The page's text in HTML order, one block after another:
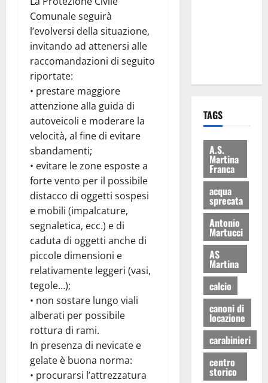
Comunale seguirà
l’evolversi della situazione,
invitando ad attenersi alle
raccomandazioni di seguito
riportate:
• prestare maggiore
attenzione alla guida di
autoveicoli e moderare la
velocità, al fine di evitare
sbandamenti;
• evitare le zone esposte a
forte vento per il possibile
distacco di oggetti sospesi
e mobili (impalcature,
segnaletica, ecc.) e di
caduta di oggetti anche di
piccole dimensioni e
relativamente leggeri (vasi,
tegole…);
• non sostare lungo viali
alberati per possibile
rottura di rami.
In presenza di nevicate e
gelate è buona norma:
• procurarsi l’attrezzatura
TAGS
A.S.
Martina
Franca
acqua
sprecata
Antonio
Martucci
AS
Martina
calcio
canoni di
locazione
carabinieri
centro
storico